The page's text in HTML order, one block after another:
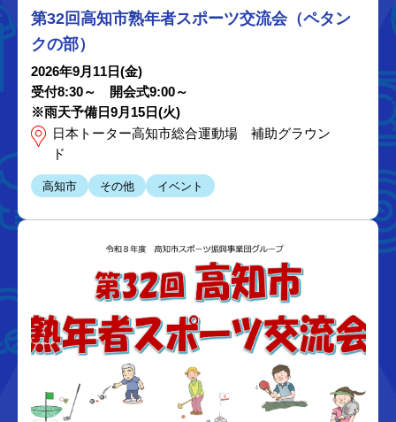
第32回高知市熟年者スポーツ交流会（ペタン
クの部）
2026年9月11日(金)
受付8:30～ 開会式9:00～
※雨天予備日9月15日(火)
日本トーター高知市総合運動場 補助グラウン
ド
高知市 その他 イベント